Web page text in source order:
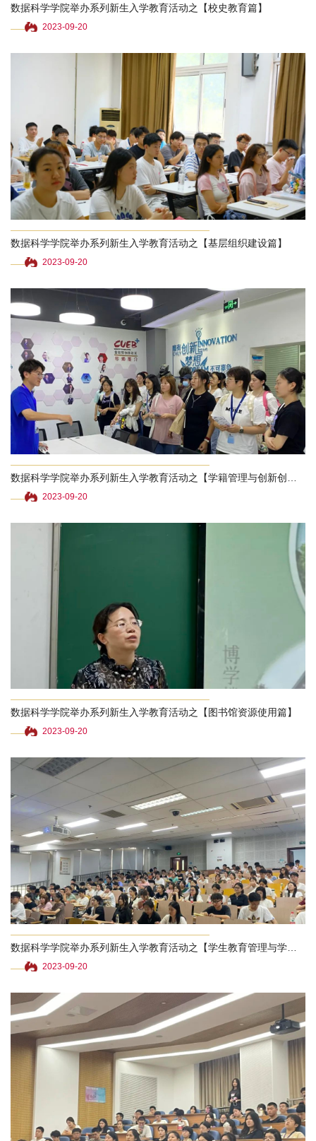
数据科学学院举办系列新生入学教育活动之【校史教育篇】
2023-09-20
数据科学学院举办系列新生入学教育活动之【基层组织建设篇】
2023-09-20
2023-09-20
数据科学学院举办系列新生入学教育活动之【图书馆资源使用篇】
2023-09-20
2023-09-20